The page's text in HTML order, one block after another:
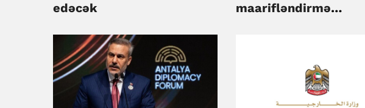
edəcək
maarifləndirmə